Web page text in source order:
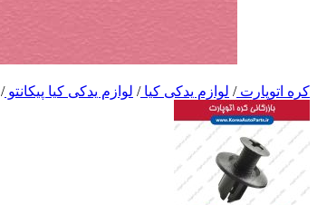
کره اتوپارت/ لوازم یدکی کیا/ لوازم یدکی کیا پیکانتو/